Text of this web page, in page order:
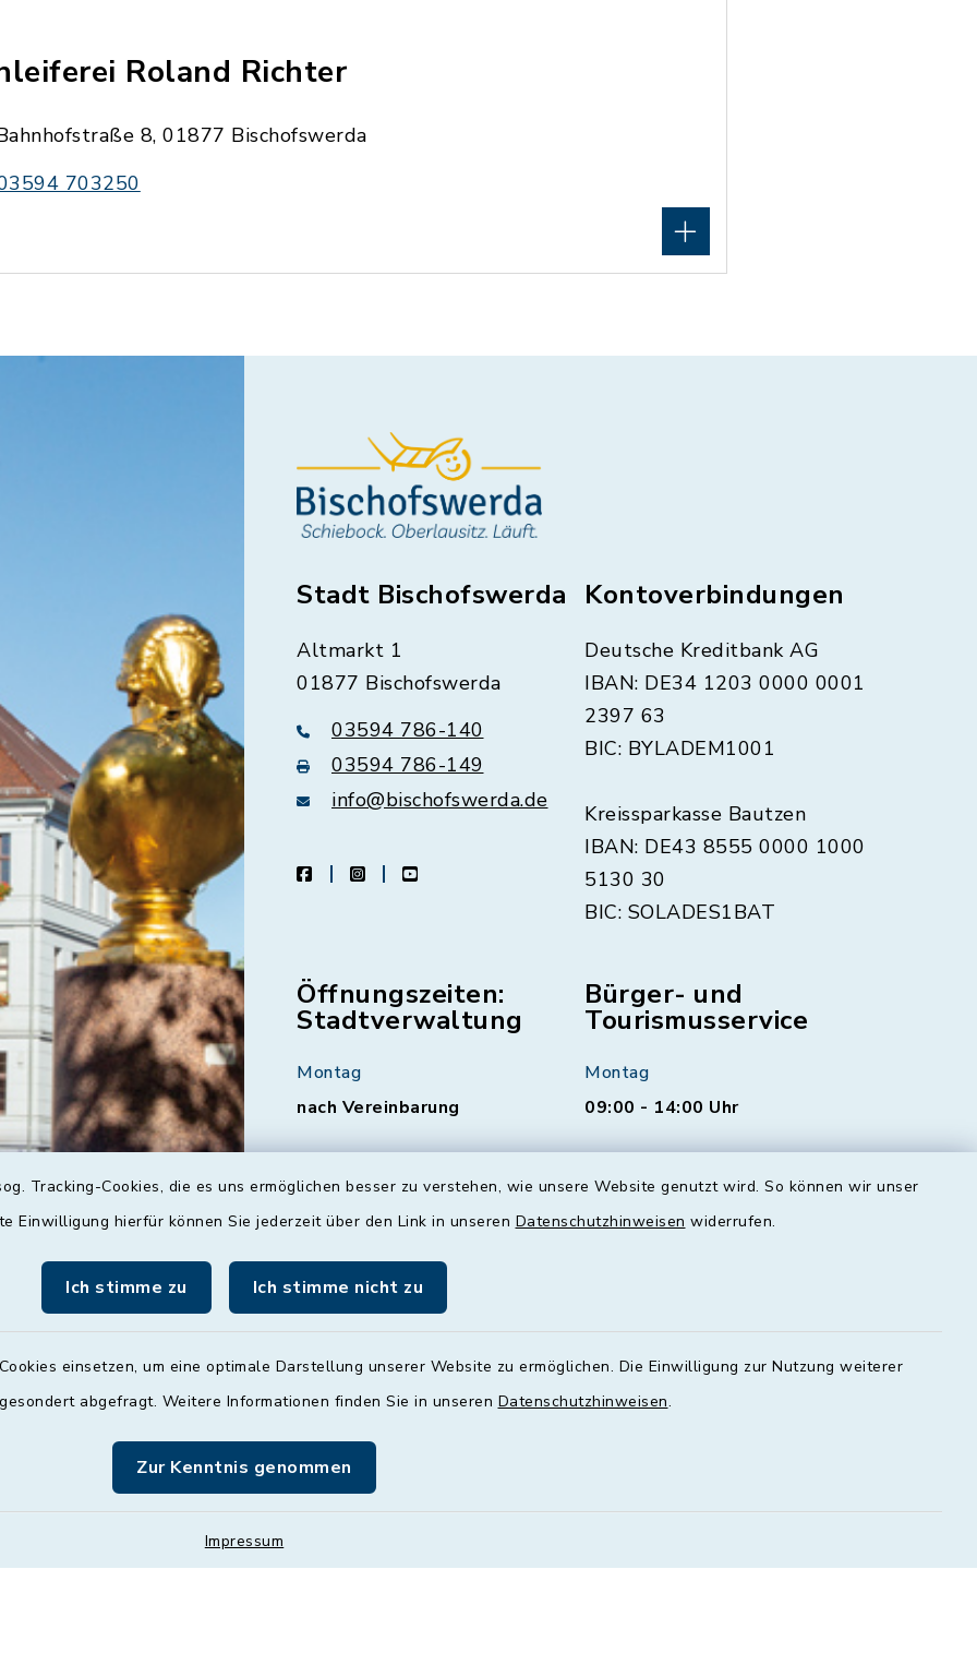
Tracking-Cookies, die es uns ermöglichen besser zu verstehen, wie unsere Website genutzt wird. So können wir unser
Einwilligung hierfür können Sie jederzeit über den Link in unseren Datenschutzhinweisen widerrufen.
Ich stimme zu Ich stimme nicht zu
einsetzen, um eine optimale Darstellung unserer Website zu ermöglichen. Die Einwilligung zur Nutzung weiterer
abgefragt. Weitere Informationen finden Sie in unseren Datenschutzhinweisen.
Zur Kenntnis genommen
Impressum
Roland Richter
8, 01877 Bischofswerda
703250
Stadt Bischofswerda
Altmarkt 1
01877 Bischofswerda
03594 786-140
03594 786-149
info@bischofswerda.de
facebookinstagramyoutube
Kontoverbindungen
Deutsche Kreditbank AG
IBAN: DE34 1203 0000 0001
2397 63
BIC: BYLADEM1001
Kreissparkasse Bautzen
IBAN: DE43 8555 0000 1000
5130 30
BIC: SOLADES1BAT
Öffnungszeiten:
Stadtverwaltung
Montag
nach Vereinbarung
Dienstag
09:00 - 12:00 und 13:00 - 16:00
Uhr
nach Vereinbarung
Donnerstag
09:00 - 12:00 und 13:00 - 18:00
Freitag
09:00 - 12:00 Uhr
Bürger- und
Tourismusservice
Montag
09:00 - 14:00 Uhr
Dienstag
09:00 - 12:00 und 13:00 - 18:00
Uhr
Donnerstag
09:00 - 12:00 und 13:00 - 18:00
09:00 - 12:00 Uhr